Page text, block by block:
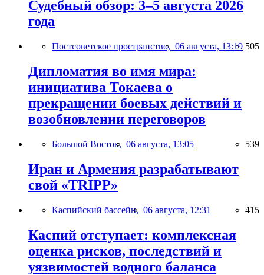
Судебный обзор: 3–5 августа 2026
года
Постсоветское пространство, 06 августа, 13:19 505
Дипломатия во имя мира:
инициатива Токаева о
прекращении боевых действий и
возобновлении переговоров
Большой Восток, 06 августа, 13:05 539
Иран и Армения разрабатывают
свой «TRIPP»
Каспийский бассейн, 06 августа, 12:31 415
Каспий отступает: комплексная
оценка рисков, последствий и
уязвимостей водного баланса